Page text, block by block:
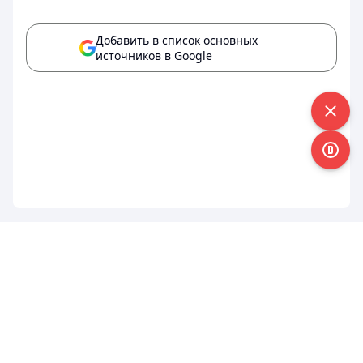
Добавить в список основных
источников в Google